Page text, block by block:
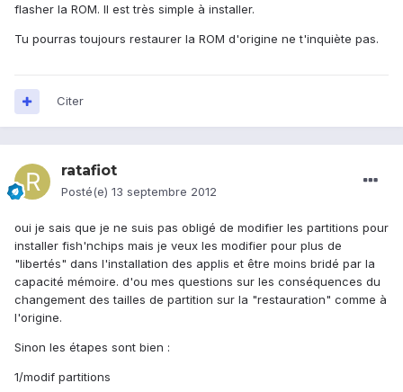
flasher la ROM. Il est très simple à installer.
Tu pourras toujours restaurer la ROM d'origine ne t'inquiète pas.
Citer
ratafiot
Posté(e) 13 septembre 2012
oui je sais que je ne suis pas obligé de modifier les partitions pour
installer fish'nchips mais je veux les modifier pour plus de
"libertés" dans l'installation des applis et être moins bridé par la
capacité mémoire. d'ou mes questions sur les conséquences du
changement des tailles de partition sur la "restauration" comme à
l'origine.
Sinon les étapes sont bien :
1/modif partitions